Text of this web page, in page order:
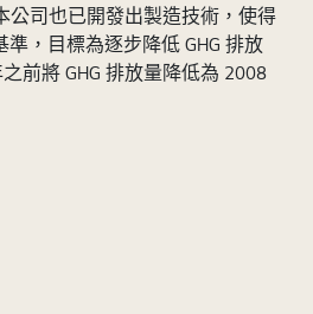
公司也已開發出製造技術，使得
，目標為逐步降低 GHG 排放
前將 GHG 排放量降低為 2008